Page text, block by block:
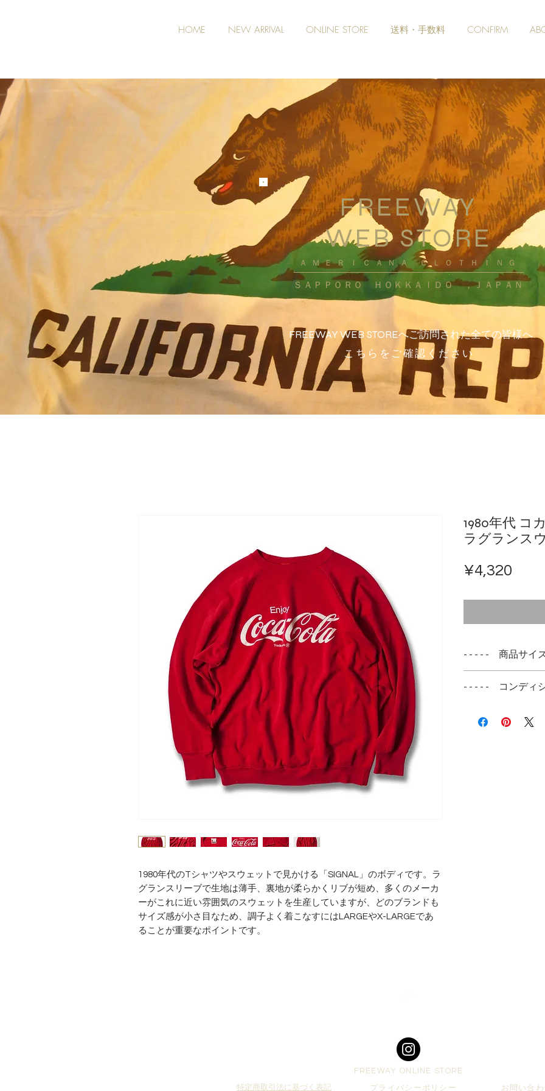
HOME NEW ARRIVAL ONLINE STORE 送料・手数料 CONFIRM
FREEWAY
WEB STORE
​ＡＭＥＲＩＣＡＮＡ ＣＬＯＴＨＩＮＧ
ＳＡＰＰＯＲＯ ＨＯＫＫＡＩＤＯ ，ＪＡＰＡＮ
FREEWAY WEB STOREへご訪問された全ての皆様へ
こちらをご確認ください
1980年代のTシャツやスウェットで見かける「SIGNAL」のボディです。ラ
グランスリーブで生地は薄手、裏地が柔らかくリブが短め、多くのメーカ
ーがこれに近い雰囲気のスウェットを生産していますが、どのブランドも
サイズ感が小さ目なため、調子よく着こなすにはLARGEやX-LARGEであ
ることが重要なポイントです。
1980年代 コ
ラグランス
¥4,320
- - - - - 商品サイ
実寸サイズ
- - - - - コンディ
FREEWAY ONLINE STORE
特定商取引法に基づく表記
プライバシーポリシー お問い合